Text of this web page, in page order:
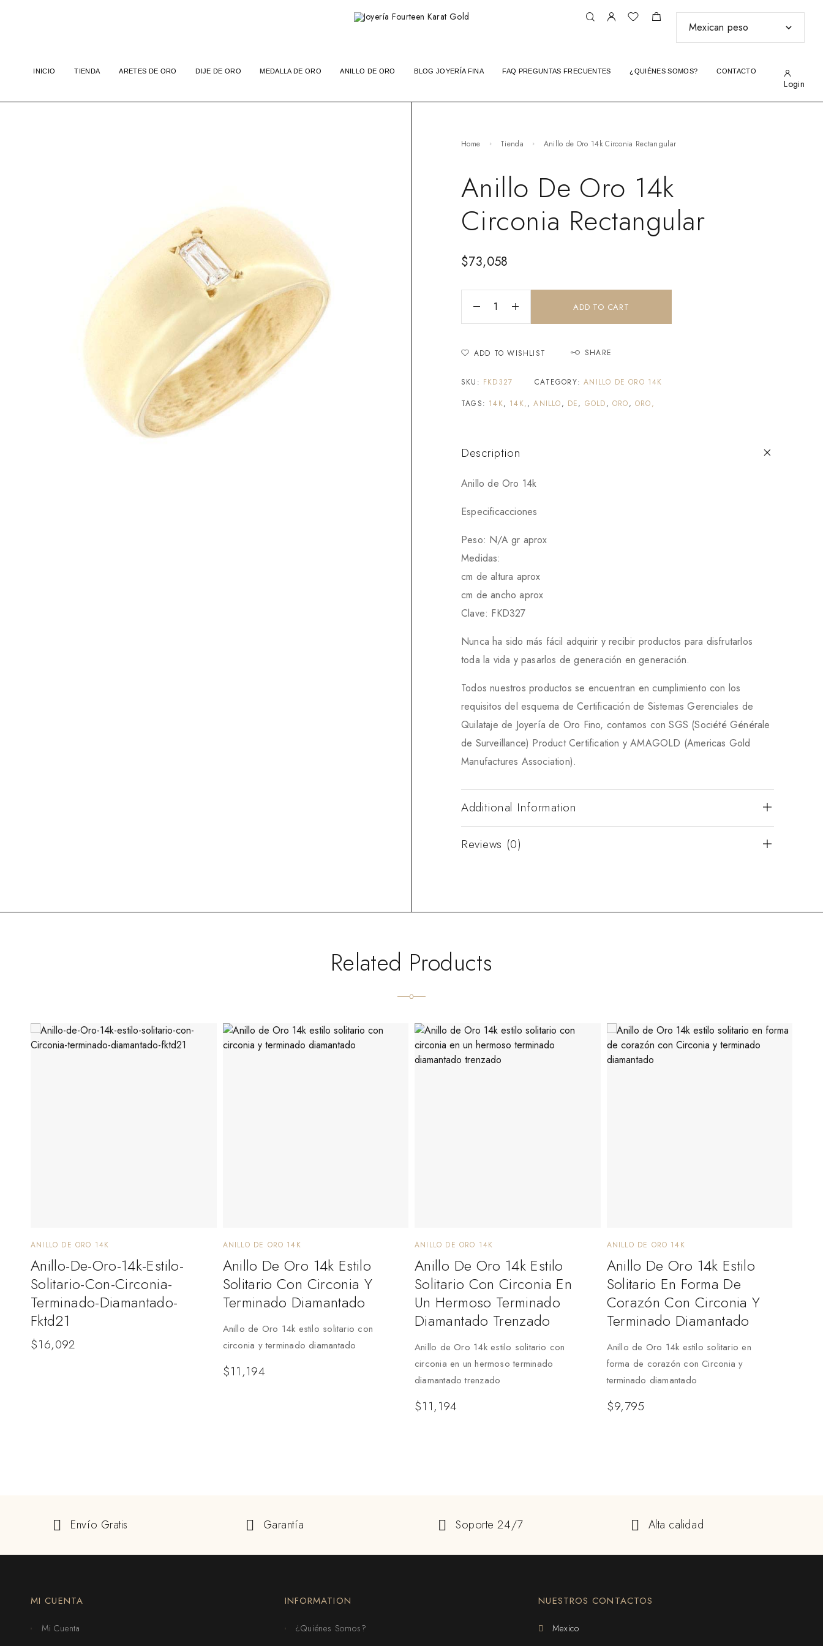
INICIO TIENDA ARETES DE ORO DIJE DE ORO MEDALLA DE ORO ANILLO DE ORO BLOG JOYERÍA FINA FAQ PREGUNTAS FRECUENTES ¿QUIÉNES SOMOS? CONTACTO
Login
Home Tienda Anillo de Oro 14k Circonia Rectangular
Anillo De Oro 14k
Circonia Rectangular
$73,058
ADD TO CART
ADD TO WISHLIST SHARE
SKU: FKD327 CATEGORY:ANILLO DE ORO 14K
TAGS: 14K, 14K,,ANILLO, DE, GOLD,ORO,ORO,
Description
Anillo de Oro 14k
Especificacciones
Peso: N/A gr aprox
Medidas:
cm de altura aprox
cm de ancho aprox
Clave: FKD327
Nunca ha sido más fácil adquirir y recibir productos para disfrutarlos
toda la vida y pasarlos de generación en generación.
Todos nuestros productos se encuentran en cumplimiento con los
requisitos del esquema de Certificación de Sistemas Gerenciales de
Quilataje de Joyería de Oro Fino, contamos con SGS (Société Générale
de Surveillance) Product Certification y AMAGOLD (Americas Gold
Manufactures Association).
Additional Information
Reviews (0)
Related Products
ANILLO DE ORO 14K
Anillo-De-Oro-14k-Estilo-
Solitario-Con-Circonia-
Terminado-Diamantado-
Fktd21
$16,092
ANILLO DE ORO 14K
Anillo De Oro 14k Estilo
Solitario Con Circonia Y
Terminado Diamantado
Anillo de Oro 14k estilo solitario con
circonia y terminado diamantado
$11,194
ANILLO DE ORO 14K
Anillo De Oro 14k Estilo
Solitario Con Circonia En
Un Hermoso Terminado
Diamantado Trenzado
Anillo de Oro 14k estilo solitario con
circonia en un hermoso terminado
diamantado trenzado
$11,194
ANILLO DE ORO 14K
Anillo De Oro 14k Estilo
Solitario En Forma De
Corazón Con Circonia Y
Terminado Diamantado
Anillo de Oro 14k estilo solitario en
forma de corazón con Circonia y
terminado diamantado
$9,795
Envío Gratis Garantía Soporte 24/7 Alta calidad
MI CUENTA
Mi Cuenta
INFORMATION
¿Quiénes Somos?
NUESTROS CONTACTOS
Mexico